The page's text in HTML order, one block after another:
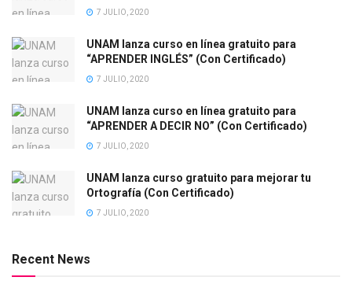
7 JULIO, 2020
UNAM lanza curso en línea gratuito para
“APRENDER INGLÉS” (Con Certificado)
7 JULIO, 2020
UNAM lanza curso en línea gratuito para
“APRENDER A DECIR NO” (Con Certificado)
7 JULIO, 2020
UNAM lanza curso gratuito para mejorar tu
Ortografía (Con Certificado)
7 JULIO, 2020
Recent News